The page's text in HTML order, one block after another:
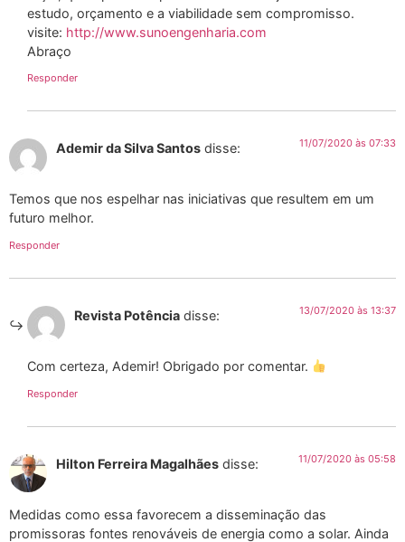
estudo, orçamento e a viabilidade sem compromisso.
visite: http://www.sunoengenharia.com
Abraço
Responder
Ademir da Silva Santos disse: 11/07/2020 às 07:33
Temos que nos espelhar nas iniciativas que resultem em um
futuro melhor.
Responder
Revista Potência disse: 13/07/2020 às 13:37
Com certeza, Ademir! Obrigado por comentar.
Responder
Hilton Ferreira Magalhães disse: 11/07/2020 às 05:58
Medidas como essa favorecem a disseminação das
promissoras fontes renováveis de energia como a solar. Ainda